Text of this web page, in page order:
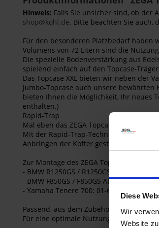
Diese
Wir
Website
Hinweis: Falls Sie unsicher sind, ob der
shop@kohl.de. Bitte beachten Sie auch,
Für den besonderen Platzbedarf haben
Volumens von 72 Litern sind die
Die spezielle Bodenverstärkung aus
spielend einfach auf den Topcase-
Das Topcase XXL bieten wir neben der
Jumbo-Topcase auch unsere bewährten
bieten Ihnen die Möglichkeit, Ihr neues
enthalten.)
Rapid-Trap
Mal eben das ZEGA Topcase XXL
Mit der Rapid-Trap-Technologie von
Anbringen der Koffer gestaltet sich
Zur Montage des ZEGA Topcase XXL mit
- BMW R1250GS / R1250GS ADV /
- BMW F850GS / F850GS ADV / F750GS:
- Yamaha Tenere 700: 01-632-5455-0 / 01-
Passend, aus dem Zubehörprogramm
Für eine optimale Nutzung empfehlen